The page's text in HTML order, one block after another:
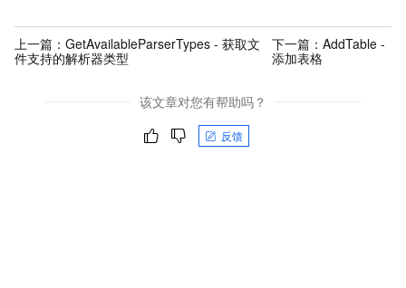
上一篇： GetAvailableParserTypes - 获取文
件支持的解析器类型
下一篇： AddTable -
添加表格
该文章对您有帮助吗？
反馈